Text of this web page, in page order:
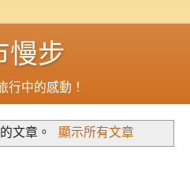
慢步
行中的感動！
文章。 顯示所有文章